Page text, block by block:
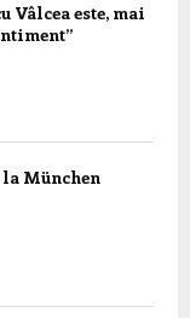
Vâlcea este, mai
München